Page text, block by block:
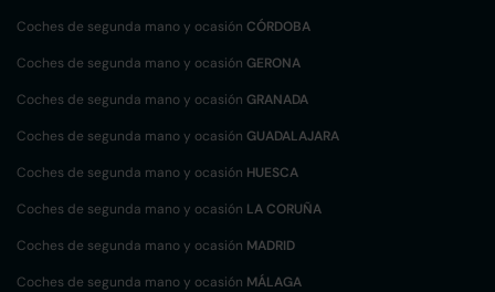
Coches de segunda mano y ocasión CÓRDOBA
Coches de segunda mano y ocasión GERONA
Coches de segunda mano y ocasión GRANADA
Coches de segunda mano y ocasión GUADALAJARA
Coches de segunda mano y ocasión HUESCA
Coches de segunda mano y ocasión LA CORUÑA
Coches de segunda mano y ocasión MADRID
Coches de segunda mano y ocasión MÁLAGA